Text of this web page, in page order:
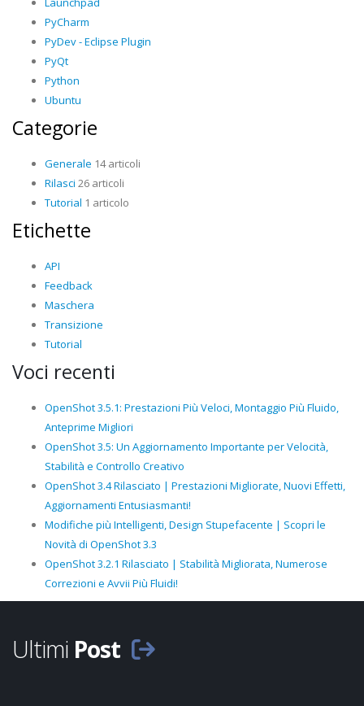
PyCharm
PyDev - Eclipse Plugin
PyQt
Python
Ubuntu
Categorie
Generale 14 articoli
Rilasci 26 articoli
Tutorial 1 articolo
Etichette
API
Feedback
Maschera
Transizione
Tutorial
Voci recenti
OpenShot 3.5.1: Prestazioni Più Veloci, Montaggio Più Fluido,
Anteprime Migliori
OpenShot 3.5: Un Aggiornamento Importante per Velocità,
Stabilità e Controllo Creativo
OpenShot 3.4 Rilasciato | Prestazioni Migliorate, Nuovi Effetti,
Aggiornamenti Entusiasmanti!
Modifiche più Intelligenti, Design Stupefacente | Scopri le
Novità di OpenShot 3.3
OpenShot 3.2.1 Rilasciato | Stabilità Migliorata, Numerose
Correzioni e Avvii Più Fluidi!
Ultimi Post